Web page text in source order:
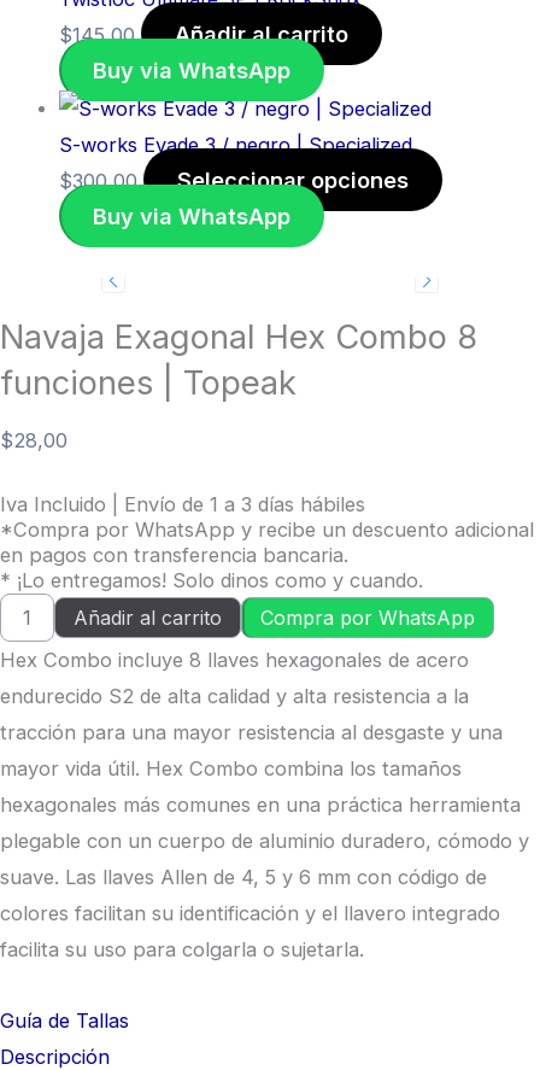
$145,00
Añadir al carrito
Buy via WhatsApp
S-works Evade 3 / negro | Specialized
$300,00 Seleccionar opciones
Buy via WhatsApp
Navaja Exagonal Hex Combo 8
funciones | Topeak
$28,00
Iva Incluido | Envío de 1 a 3 días hábiles
*Compra por WhatsApp y recibe un descuento adicional
en pagos con transferencia bancaria.
* ¡Lo entregamos! Solo dinos como y cuando.
Añadir al carrito
Compra por WhatsApp
Hex Combo incluye 8 llaves hexagonales de acero
endurecido S2 de alta calidad y alta resistencia a la
tracción para una mayor resistencia al desgaste y una
mayor vida útil. Hex Combo combina los tamaños
hexagonales más comunes en una práctica herramienta
plegable con un cuerpo de aluminio duradero, cómodo y
suave. Las llaves Allen de 4, 5 y 6 mm con código de
colores facilitan su identificación y el llavero integrado
facilita su uso para colgarla o sujetarla.
Guía de Tallas
Descripción